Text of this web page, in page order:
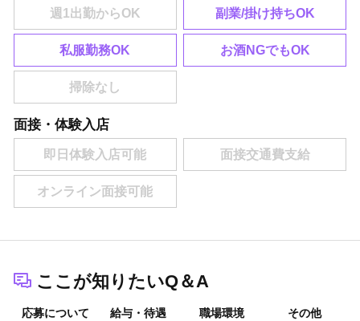
副業/掛け持ちOK
私服勤務OK お酒NGでもOK
面接・体験入店
ここが知りたいQ＆A
応募について 給与・待遇 職場環境 その他